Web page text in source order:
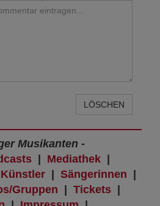
LÖSCHEN
Musikanten -
| Mediathek|
Künstler | Sängerinnen |
Gruppen | Tickets |